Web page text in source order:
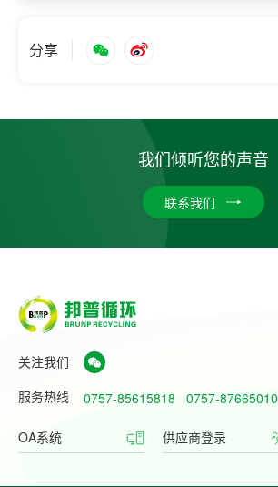
分享
我们倾听您的声音
联系我们
关注我们
服务热线
0757-85615818 0757-87665010
OA系统 供应商登录